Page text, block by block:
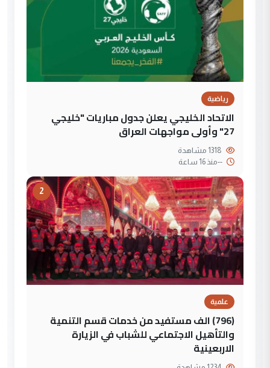
رياضية
الاتحاد الخليجي يعلن جدول مباريات "خليجي
27" وأولى مواجهات العراق
--منذ 16 ساعة
2
علمية
(796) الف مستفيد من خدمات قسم التنمية
والتأهيل الاجتماعي للشباب في الزيارة
الاربعينية